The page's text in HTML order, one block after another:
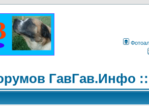
ГавГав.Инфо